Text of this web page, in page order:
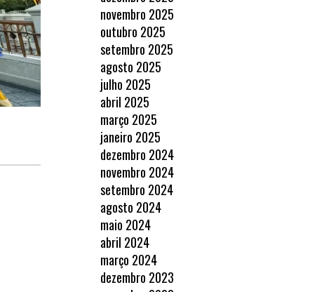
novembro 2025
outubro 2025
setembro 2025
agosto 2025
julho 2025
abril 2025
março 2025
janeiro 2025
dezembro 2024
novembro 2024
setembro 2024
agosto 2024
maio 2024
abril 2024
março 2024
dezembro 2023